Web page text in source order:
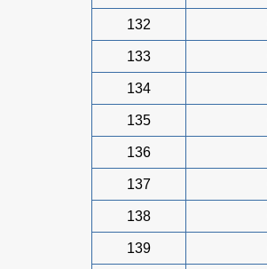
132
133
134
135
136
137
138
139